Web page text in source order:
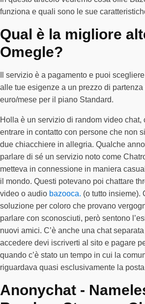
funziona e quali sono le sue
Qual è la migliore
Omegle?
Il servizio è a pagamento e puoi
alle tue esigenze a un prezzo di
euro/mese per il piano Standard.
Holla è un servizio di random video chat,
entrare in contatto con persone che non
due chiacchiere in allegria. Qualche
parlare di sé un servizio noto come
metteva in connessione in maniera
il mondo. Questi potevano poi chattare
video o audio bazooca. (o tutto insieme).
soluzione per coloro che provano
parlare con sconosciuti, però sentono
nuovi amici. C’è anche una chat
accedere devi iscriverti al sito e pagare
quando c’è stato un tempo in cui la
riguardava quasi esclusivamente la
Anonychat -